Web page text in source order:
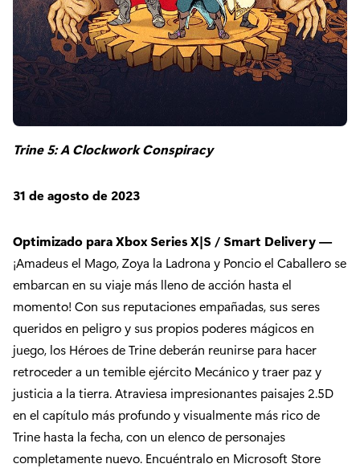
Trine 5: A Clockwork Conspiracy
31 de agosto de 2023
Optimizado para Xbox Series X|S / Smart Delivery —
¡Amadeus el Mago, Zoya la Ladrona y Poncio el Caballero se
embarcan en su viaje más lleno de acción hasta el
momento! Con sus reputaciones empañadas, sus seres
queridos en peligro y sus propios poderes mágicos en
juego, los Héroes de Trine deberán reunirse para hacer
retroceder a un temible ejército Mecánico y traer paz y
justicia a la tierra. Atraviesa impresionantes paisajes 2.5D
en el capítulo más profundo y visualmente más rico de
Trine hasta la fecha, con un elenco de personajes
completamente nuevo. Encuéntralo en Microsoft Store